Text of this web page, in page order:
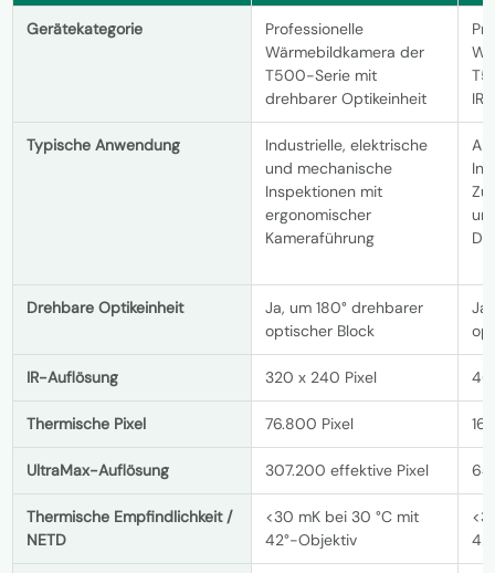
Gerätekategorie
Professionelle
Wärmebildkamera der
T500-Serie mit
drehbarer Optikeinheit
Typische Anwendung
Industrielle, elektrische
und mechanische
Inspektionen mit
ergonomischer
Kameraführung
Drehbare Optikeinheit
Ja, um 180° drehbarer
optischer Block
IR-Auflösung 320 x 240 Pixel
Thermische Pixel 76.800 Pixel
UltraMax-Auflösung 307.200 effektive Pixel
Thermische Empfindlichkeit /
NETD
<30 mK bei 30 °C mit
42°-Objektiv